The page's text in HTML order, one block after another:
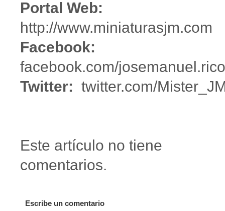
Portal Web:
http://www.miniaturasjm.com
Facebook:
facebook.com/
Twitter: twitter.com/
Este artículo no tiene
comentarios.
Escribe un comentario